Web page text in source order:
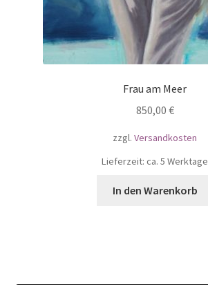
Frau am Meer
850,00 €
zzgl. Versandkosten
Lieferzeit: ca. 5 Werktage
In den Warenkorb